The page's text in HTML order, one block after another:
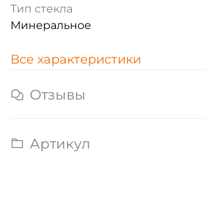
Тип стекла
Минеральное
Все характеристики
Отзывы
Артикул